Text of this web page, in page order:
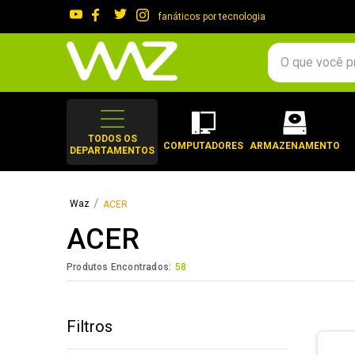
fanáticos por tecnologia
O que você procura?
TODOS OS
DEPARTAMENTOS
COMPUTADORES ARMAZENAMENTO
ACER
ACER
Produtos Encontrados: 58
Filtros
gabinete
2º
keychron
9º